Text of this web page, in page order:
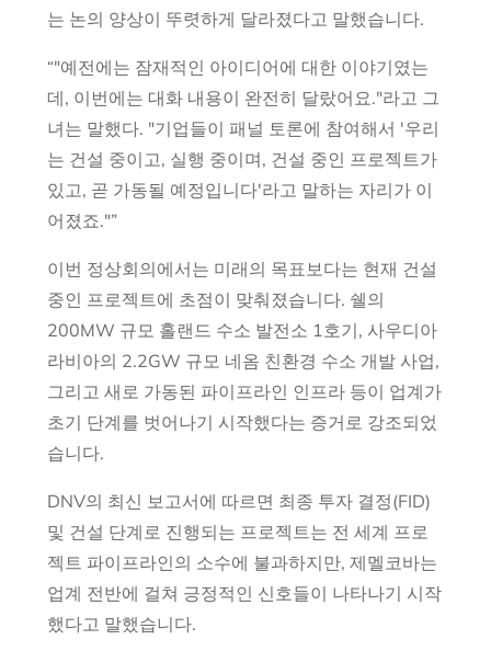
는 논의 양상이 뚜렷하게 달라졌다고 말했습니다.
“"예전에는 잠재적인 아이디어에 대한 이야기였는
데, 이번에는 대화 내용이 완전히 달랐어요."라고 그
녀는 말했다. "기업들이 패널 토론에 참여해서 '우리
는 건설 중이고, 실행 중이며, 건설 중인 프로젝트가
있고, 곧 가동될 예정입니다'라고 말하는 자리가 이
어졌죠."”
이번 정상회의에서는 미래의 목표보다는 현재 건설
중인 프로젝트에 초점이 맞춰졌습니다. 쉘의
200MW 규모 홀랜드 수소 발전소 1호기, 사우디아
라비아의 2.2GW 규모 네옴 친환경 수소 개발 사업,
그리고 새로 가동된 파이프라인 인프라 등이 업계가
초기 단계를 벗어나기 시작했다는 증거로 강조되었
습니다.
DNV의 최신 보고서에 따르면 최종 투자 결정(FID)
및 건설 단계로 진행되는 프로젝트는 전 세계 프로
젝트 파이프라인의 소수에 불과하지만, 제멜코바는
업계 전반에 걸쳐 긍정적인 신호들이 나타나기 시작
했다고 말했습니다.